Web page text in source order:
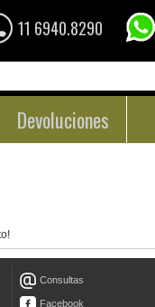
11 6940.8290
Devoluciones
Consultas
Facebook